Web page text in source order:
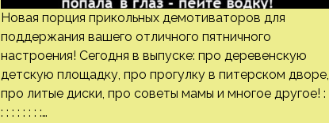
Новая порция прикольных демотиваторов для
поддержания вашего отличного пятничного
настроения! Сегодня в выпуске: про деревенскую
детскую площадку, про прогулку в питерском дворе,
про литые диски, про советы мамы и многое другое! :
: : : : : : : :…